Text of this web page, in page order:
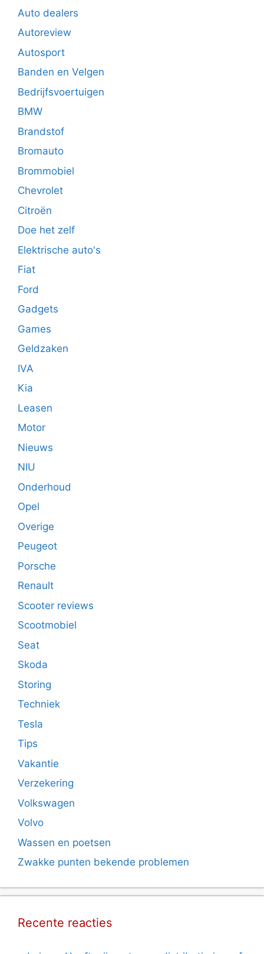
Auto dealers
Autoreview
Autosport
Banden en Velgen
Bedrijfsvoertuigen
BMW
Brandstof
Bromauto
Brommobiel
Chevrolet
Citroën
Doe het zelf
Elektrische auto's
Fiat
Ford
Gadgets
Games
Geldzaken
IVA
Kia
Leasen
Motor
Nieuws
NIU
Onderhoud
Opel
Overige
Peugeot
Porsche
Renault
Scooter reviews
Scootmobiel
Seat
Skoda
Storing
Techniek
Tesla
Tips
Vakantie
Verzekering
Volkswagen
Volvo
Wassen en poetsen
Zwakke punten bekende problemen
Recente reacties